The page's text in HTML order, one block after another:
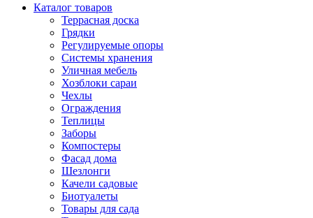
Каталог товаров
Террасная доска
Грядки
Регулируемые опоры
Системы хранения
Уличная мебель
Хозблоки сараи
Чехлы
Ограждения
Теплицы
Заборы
Компостеры
Фасад дома
Шезлонги
Качели садовые
Биотуалеты
Товары для сада